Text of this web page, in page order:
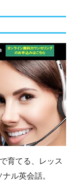
育てる、レッス
ル英会話。